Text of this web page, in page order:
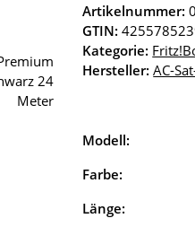
Artikelnummer:
GTIN:
Kategorie:
Hersteller: AC-
Modell:
Farbe:
Länge: